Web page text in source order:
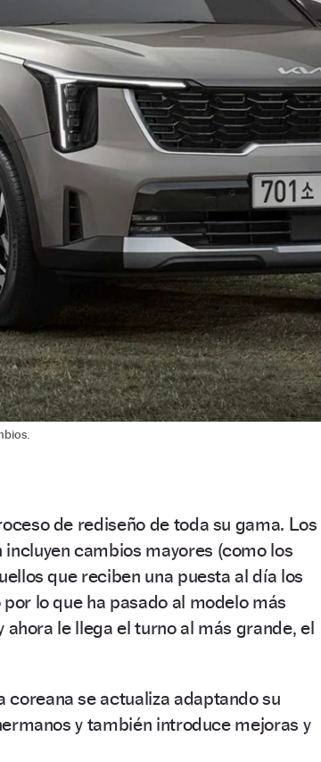
de rediseño de toda su gama. Los
cambios mayores (como los
que reciben una puesta al día los
lo que ha pasado al modelo más
ahora le llega el turno al más grande, el
coreana se actualiza adaptando su
y también introduce mejoras y